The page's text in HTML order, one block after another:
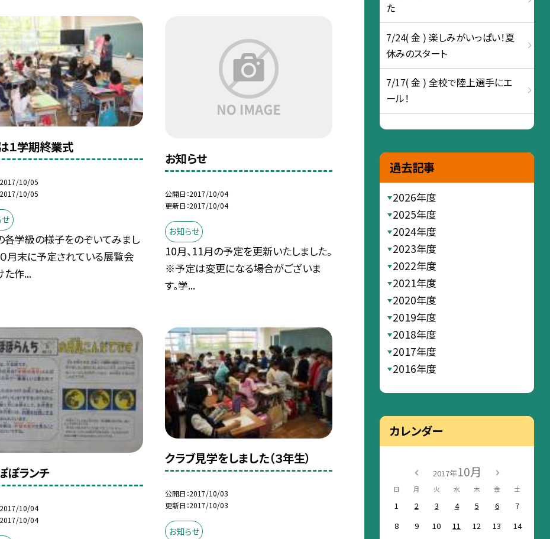
１学期終業式
2017/10/05
2017/10/05
せ
各学級の様子をのぞいてみまし
０月末に予定されている展覧会
た作...
お知らせ
公開日 2017/10/04
更新日 2017/10/04
お知らせ
10月、11月の予定を更新いたしました。
※予定は変更になる場合がございま
す。学...
ぽランチ
2017/10/04
2017/10/04
クラブ見学をしました（３年生）
公開日 2017/10/03
更新日 2017/10/03
お知らせ
た
7/24( 金 ) 楽しみがいっぱい！夏
休みのスタート
7/17( 金 ) 全校で陸上選手にエ
ール！
過去記事
2026年度
2025年度
2024年度
2023年度
2022年度
2021年度
2020年度
2019年度
2018年度
2017年度
2016年度
カレンダー
2017年10月
日 月 火 水 木 金 土
1 2 3 4 5 6
7
8
9 10 11 12 13
14